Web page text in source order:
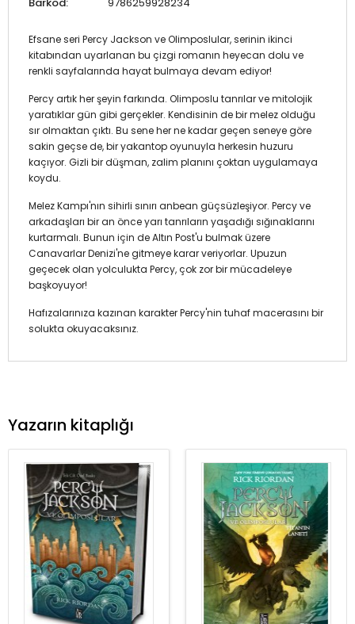
Efsane seri Percy Jackson ve Olimposlular, serinin ikinci
kitabından uyarlanan bu çizgi romanın heyecan dolu ve
renkli sayfalarında hayat bulmaya devam ediyor!
Percy artık her şeyin farkında. Olimposlu tanrılar ve mitolojik
yaratıklar gün gibi gerçekler. Kendisinin de bir melez olduğu
sır olmaktan çıktı. Bu sene her ne kadar geçen seneye göre
sakin geçse de, bir yakantop oyunuyla herkesin huzuru
kaçıyor. Gizli bir düşman, zalim planını çoktan uygulamaya
koydu.
Melez Kampı'nın sihirli sınırı anbean güçsüzleşiyor. Percy ve
arkadaşları bir an önce yarı tanrıların yaşadığı sığınaklarını
kurtarmalı. Bunun için de Altın Post'u bulmak üzere
Canavarlar Denizi'ne gitmeye karar veriyorlar. Upuzun
geçecek olan yolculukta Percy, çok zor bir mücadeleye
başkoyuyor!
Hafızalarınıza kazınan karakter Percy'nin tuhaf macerasını bir
solukta okuyacaksınız.
Yazarın kitaplığı